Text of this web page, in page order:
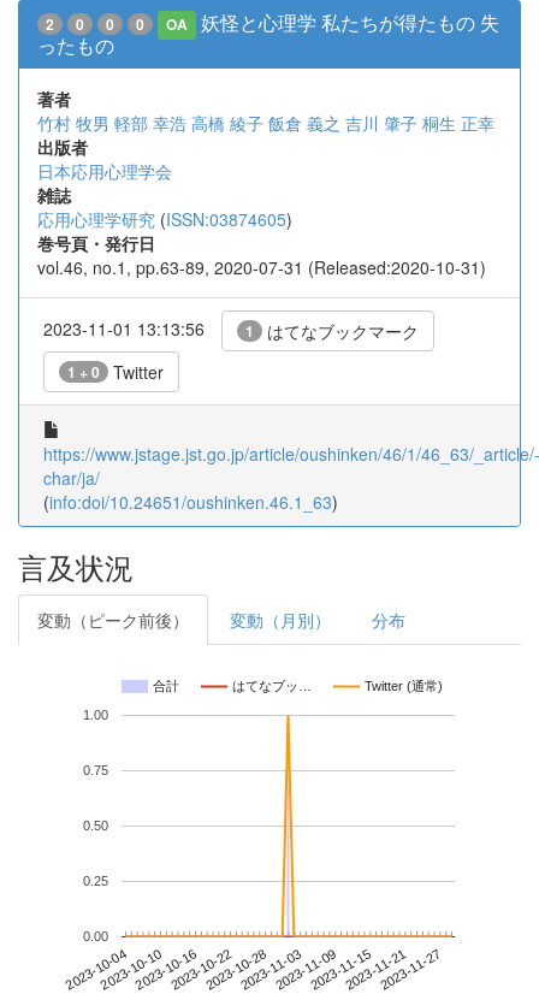
2 0 0 0 OA
妖怪と心理学 私たちが得たもの 失
ったもの
著者
竹村 牧男 軽部 幸浩 高橋 綾子 飯倉 義之 吉川 肇子 桐生 正幸
出版者
日本応用心理学会
雑誌
応用心理学研究 (ISSN:03874605)
巻号頁・発行日
vol.46, no.1, pp.63-89, 2020-07-31 (Released:2020-10-31)
2023-11-01 13:13:56 1 はてなブックマーク
1 + 0 Twitter
https://www.jstage.jst.go.jp/article/oushinken/46/1/46_63/_article/-
char/ja/
(info:doi/10.24651/oushinken.46.1_63)
言及状況
変動（ピーク前後） 変動（月別） 分布
合計 はてなブッ… Twitter (通常)
2023-10-042023-10-102023-10-162023-10-222023-10-282023-11-032023-11-092023-11-152023-11-212023-11-27
0.00
0.25
0.50
0.75
1.00